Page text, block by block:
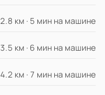
2.8 км · 5 мин на машине
3.5 км · 6 мин на машине
4.2 км · 7 мин на машине